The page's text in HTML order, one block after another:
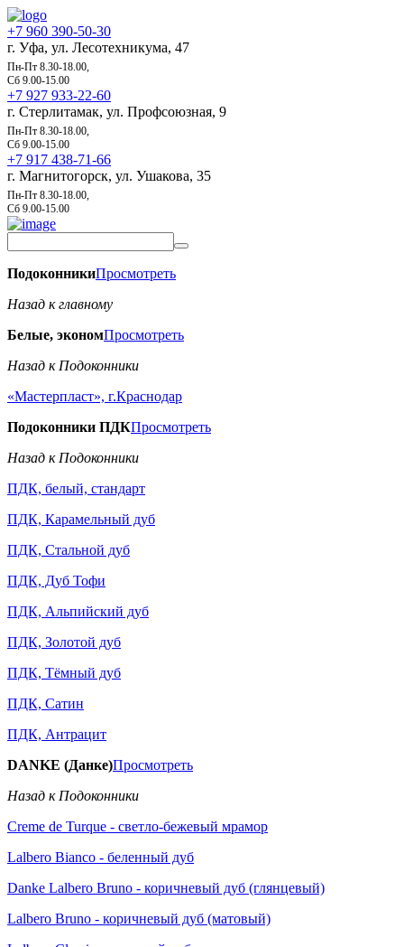
+7 960 390-50-30
г. Уфа, ул. Лесотехникума, 47
Пн-Пт 8.30-18.00,
Сб 9.00-15.00
+7 927 933-22-60
г. Стерлитамак, ул. Профсоюзная, 9
Пн-Пт 8.30-18.00,
Сб 9.00-15.00
+7 917 438-71-66
г. Магнитогорск, ул. Ушакова, 35
Пн-Пт 8.30-18.00,
Сб 9.00-15.00
ПодоконникиПросмотреть
Назад к главному
Белые, экономПросмотреть
Назад к Подоконники
«Мастерпласт», г.Краснодар
Подоконники ПДКПросмотреть
Назад к Подоконники
ПДК, белый, стандарт
ПДК, Карамельный дуб
ПДК, Стальной дуб
ПДК, Дуб Тофи
ПДК, Альпийский дуб
ПДК, Золотой дуб
ПДК, Тёмный дуб
ПДК, Сатин
ПДК, Антрацит
DANKE (Данке)Просмотреть
Назад к Подоконники
Creme de Turque - светло-бежевый мрамор
Lalbero Bianco - беленный дуб
Danke Lalbero Bruno - коричневый дуб (глянцевый)
Lalbero Bruno - коричневый дуб (матовый)